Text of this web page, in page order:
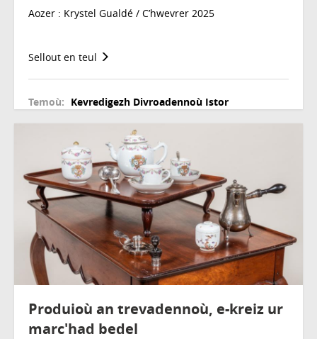
Aozer : Krystel Gualdé / C’hwevrer 2025
Sellout en teul
Temoù: Kevredigezh Divroadennoù Istor
Produioù an trevadennoù, e-kreiz ur
marc'had bedel